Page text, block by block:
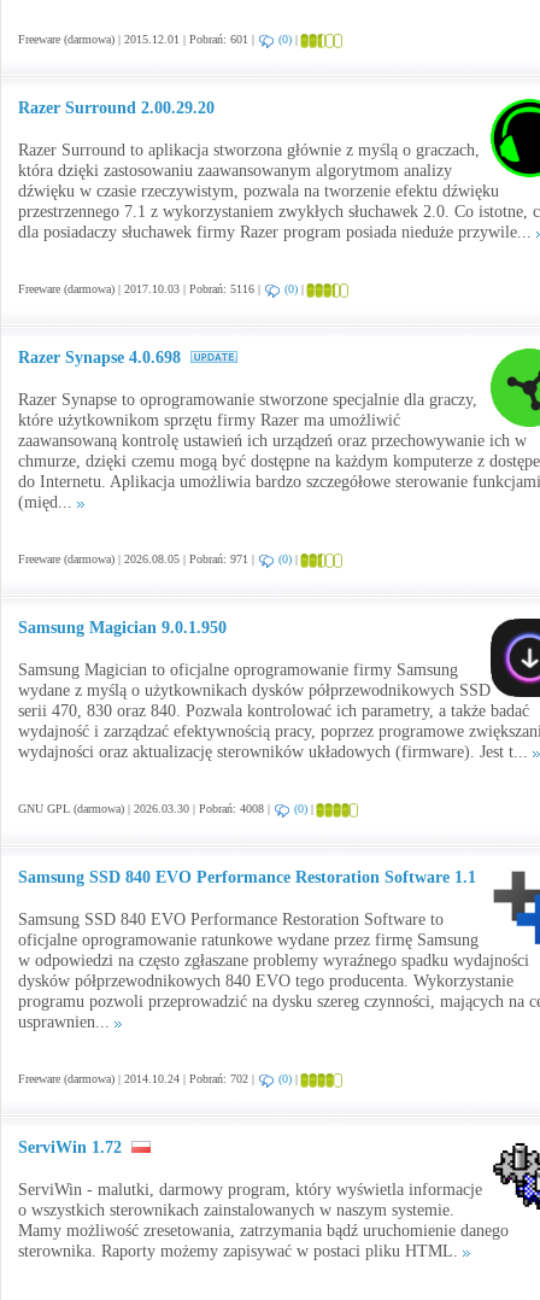
Freeware (darmowa) | 2015.12.01 | Pobrań: 601 | (0) |
Razer Surround 2.00.29.20
Razer Surround to aplikacja stworzona głównie z myślą o graczach,
która dzięki zastosowaniu zaawansowanym algorytmom analizy
dźwięku w czasie rzeczywistym, pozwala na tworzenie efektu dźwięku
przestrzennego 7.1 z wykorzystaniem zwykłych słuchawek 2.0. Co istotne,
dla posiadaczy słuchawek firmy Razer program posiada nieduże przywile...
Freeware (darmowa) | 2017.10.03 | Pobrań: 5116 | (0) |
Razer Synapse 4.0.698
Razer Synapse to oprogramowanie stworzone specjalnie dla graczy,
które użytkownikom sprzętu firmy Razer ma umożliwić
zaawansowaną kontrolę ustawień ich urządzeń oraz przechowywanie ich w
chmurze, dzięki czemu mogą być dostępne na każdym komputerze z
do Internetu. Aplikacja umożliwia bardzo szczegółowe sterowanie funkcjami
(międ...
Freeware (darmowa) | 2026.08.05 | Pobrań: 971 | (0) |
Samsung Magician 9.0.1.950
Samsung Magician to oficjalne oprogramowanie firmy Samsung
wydane z myślą o użytkownikach dysków półprzewodnikowych SSD
serii 470, 830 oraz 840. Pozwala kontrolować ich parametry, a także badać
wydajność i zarządzać efektywnością pracy, poprzez programowe
wydajności oraz aktualizację sterowników układowych (firmware). Jest t...
GNU GPL (darmowa) | 2026.03.30 | Pobrań: 4008 | (0) |
Samsung SSD 840 EVO Performance Restoration Software 1.1
Samsung SSD 840 EVO Performance Restoration Software to
oficjalne oprogramowanie ratunkowe wydane przez firmę Samsung
w odpowiedzi na często zgłaszane problemy wyraźnego spadku wydajności
dysków półprzewodnikowych 840 EVO tego producenta. Wykorzystanie
programu pozwoli przeprowadzić na dysku szereg czynności, mających na
usprawnien...
Freeware (darmowa) | 2014.10.24 | Pobrań: 702 | (0) |
ServiWin 1.72
ServiWin - malutki, darmowy program, który wyświetla informacje
o wszystkich sterownikach zainstalowanych w naszym systemie.
Mamy możliwość zresetowania, zatrzymania bądź uruchomienie danego
sterownika. Raporty możemy zapisywać w postaci pliku HTML.